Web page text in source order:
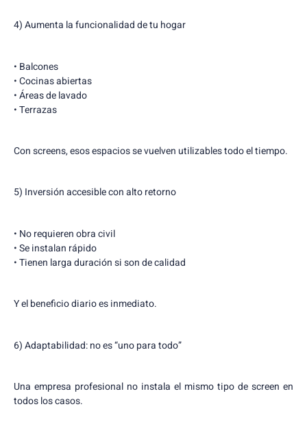
4) Aumenta la funcionalidad de tu hogar
• Balcones
• Cocinas abiertas
• Áreas de lavado
• Terrazas
Con screens, esos espacios se vuelven utilizables todo el tiempo.
5) Inversión accesible con alto retorno
• No requieren obra civil
• Se instalan rápido
• Tienen larga duración si son de calidad
Y el beneficio diario es inmediato.
6) Adaptabilidad: no es “uno para todo”
Una empresa profesional no instala el mismo tipo de screen en
todos los casos.